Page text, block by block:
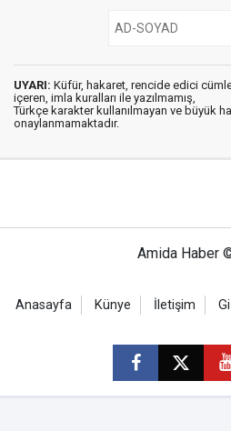
UYARI: Küfür, hakaret, rencide edici
içeren, imla kuralları ile yazılmamış,
Türkçe karakter kullanılmayan ve büyük
onaylanmamaktadır.
Amida Haber
Anasayfa Künye İletişim